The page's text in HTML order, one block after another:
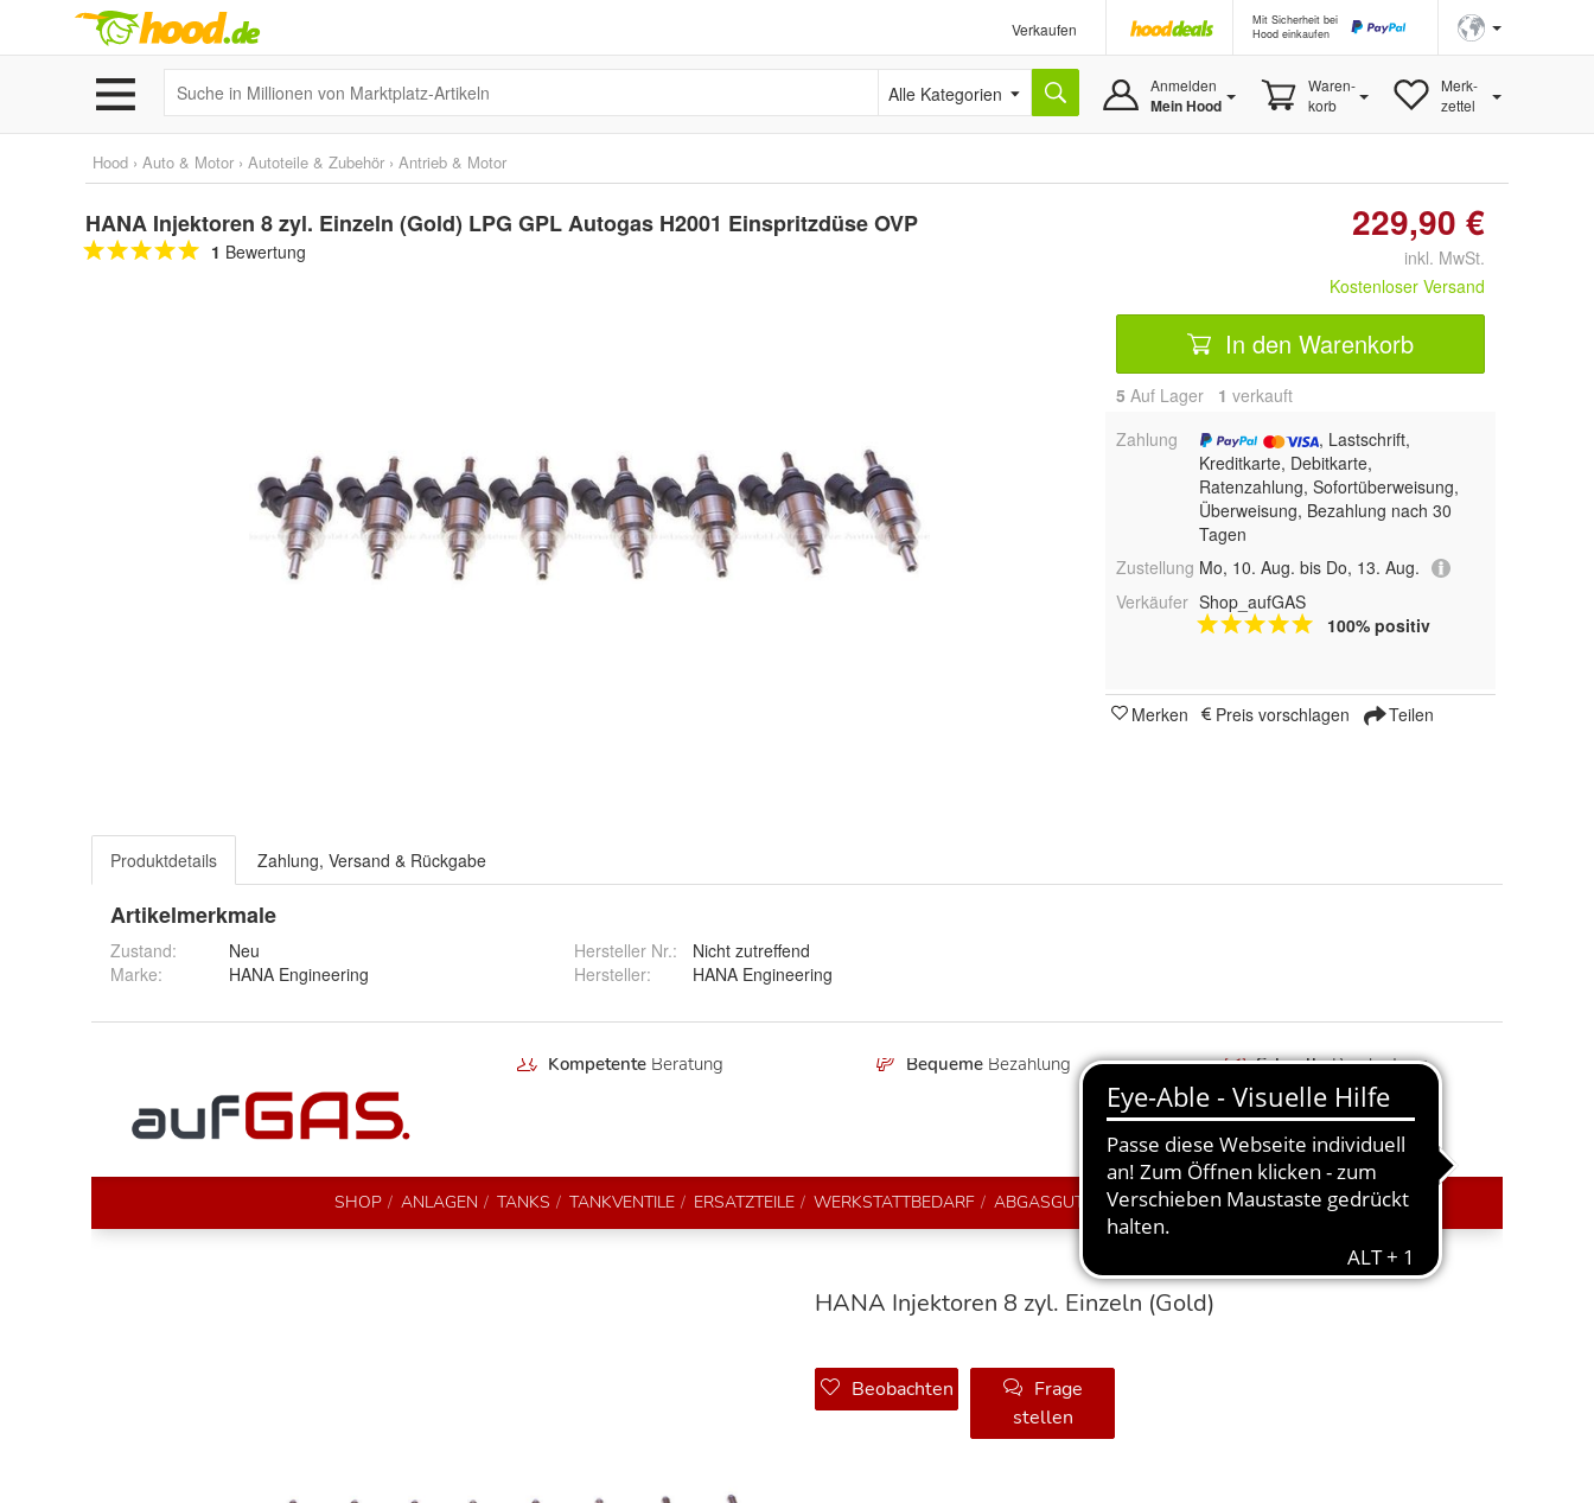
Verkaufen
Mit Sicherheit bei
Hood einkaufen
Alle Kategorien Anmelden
Mein Hood
Waren-
korb
Merk-
zettel
Hood › Auto & Motor › Autoteile & Zubehör › Antrieb & Motor
HANA Injektoren 8 zyl. Einzeln (Gold) LPG GPL Autogas H2001 Einspritzdüse OVP
1 Bewertung
229,90 €
inkl. MwSt.
Kostenloser Versand
In den Warenkorb
5 Auf Lager 1 verkauft
Zahlung
, Lastschrift,
Kreditkarte, Debitkarte,
Ratenzahlung, Sofortüberweisung,
Überweisung, Bezahlung nach 30
Tagen
Zustellung Mo, 10. Aug. bis Do, 13. Aug.
Verkäufer Shop_aufGAS
100% positiv
Merken Preis vorschlagen Teilen
Produktdetails Zahlung, Versand & Rückgabe
Artikelmerkmale
Zustand:
Neu
Marke:
HANA Engineering
Hersteller Nr.:
Nicht zutreffend
Hersteller: HANA Engineering